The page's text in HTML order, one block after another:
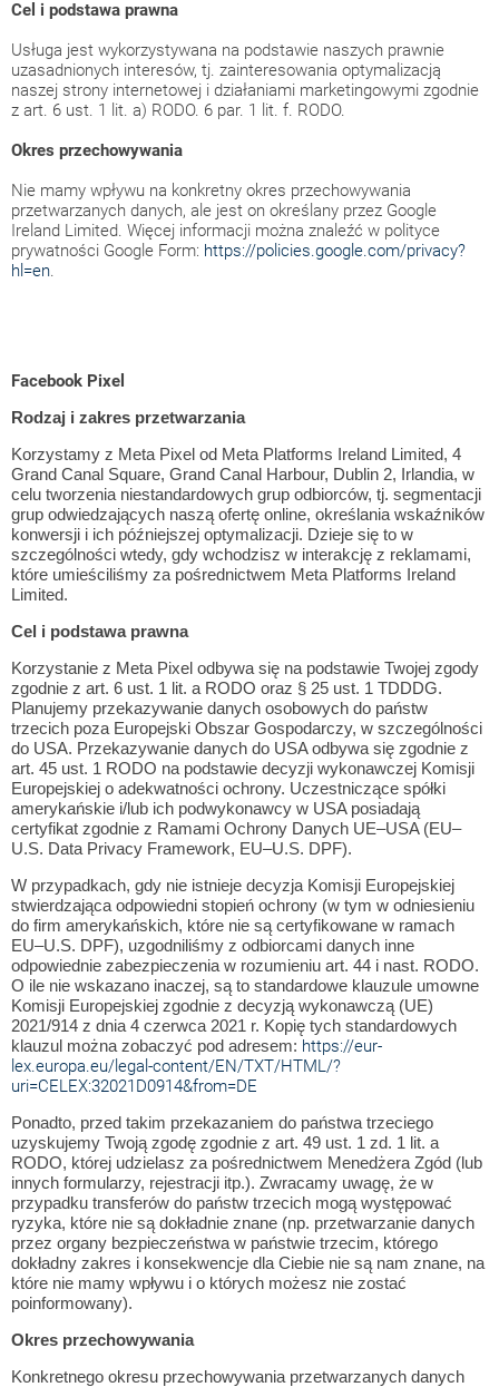
Cel i podstawa prawna
Usługa jest wykorzystywana na podstawie naszych prawnie
uzasadnionych interesów, tj. zainteresowania optymalizacją
naszej strony internetowej i działaniami marketingowymi zgodnie
z art. 6 ust. 1 lit. a) RODO. 6 par. 1 lit. f. RODO.
Okres przechowywania
Nie mamy wpływu na konkretny okres przechowywania
przetwarzanych danych, ale jest on określany przez Google
Ireland Limited. Więcej informacji można znaleźć w polityce
prywatności Google Form: https://policies.google.com/privacy?
hl=en.
Facebook Pixel
Rodzaj i zakres przetwarzania
Korzystamy z Meta Pixel od Meta Platforms Ireland Limited, 4
Grand Canal Square, Grand Canal Harbour, Dublin 2, Irlandia, w
celu tworzenia niestandardowych grup odbiorców, tj. segmentacji
grup odwiedzających naszą ofertę online, określania wskaźników
konwersji i ich późniejszej optymalizacji. Dzieje się to w
szczególności wtedy, gdy wchodzisz w interakcję z reklamami,
które umieściliśmy za pośrednictwem Meta Platforms Ireland
Limited.
Cel i podstawa prawna
Korzystanie z Meta Pixel odbywa się na podstawie Twojej zgody
zgodnie z art. 6 ust. 1 lit. a RODO oraz § 25 ust. 1 TDDDG.
Planujemy przekazywanie danych osobowych do państw
trzecich poza Europejski Obszar Gospodarczy, w szczególności
do USA. Przekazywanie danych do USA odbywa się zgodnie z
art. 45 ust. 1 RODO na podstawie decyzji wykonawczej Komisji
Europejskiej o adekwatności ochrony. Uczestniczące spółki
amerykańskie i/lub ich podwykonawcy w USA posiadają
certyfikat zgodnie z Ramami Ochrony Danych UE–USA (EU–
U.S. Data Privacy Framework, EU–U.S. DPF).
W przypadkach, gdy nie istnieje decyzja Komisji Europejskiej
stwierdzająca odpowiedni stopień ochrony (w tym w odniesieniu
do firm amerykańskich, które nie są certyfikowane w ramach
EU–U.S. DPF), uzgodniliśmy z odbiorcami danych inne
odpowiednie zabezpieczenia w rozumieniu art. 44 i nast. RODO.
O ile nie wskazano inaczej, są to standardowe klauzule umowne
Komisji Europejskiej zgodnie z decyzją wykonawczą (UE)
2021/914 z dnia 4 czerwca 2021 r. Kopię tych standardowych
klauzul można zobaczyć pod adresem: https://eur-
lex.europa.eu/legal-content/EN/TXT/HTML/?
uri=CELEX:32021D0914&from=DE
Ponadto, przed takim przekazaniem do państwa trzeciego
uzyskujemy Twoją zgodę zgodnie z art. 49 ust. 1 zd. 1 lit. a
RODO, której udzielasz za pośrednictwem Menedżera Zgód (lub
innych formularzy, rejestracji itp.). Zwracamy uwagę, że w
przypadku transferów do państw trzecich mogą występować
ryzyka, które nie są dokładnie znane (np. przetwarzanie danych
przez organy bezpieczeństwa w państwie trzecim, którego
dokładny zakres i konsekwencje dla Ciebie nie są nam znane, na
które nie mamy wpływu i o których możesz nie zostać
poinformowany).
Okres przechowywania
Konkretnego okresu przechowywania przetwarzanych danych